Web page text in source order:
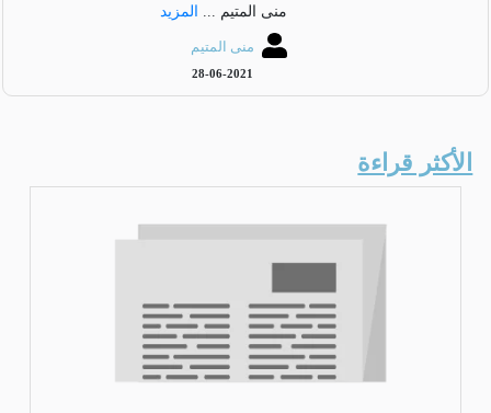
منى المتيم ... المزيد
منى المتيم
28-06-2021
الأكثر قراءة